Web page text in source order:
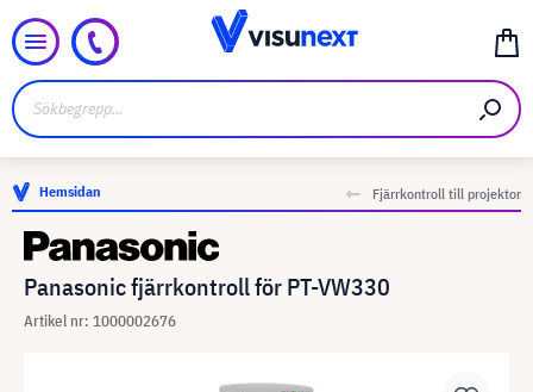
Hemsidan Fjärrkontroll till projektor
Panasonic fjärrkontroll för PT-VW330
Artikel nr: 1000002676